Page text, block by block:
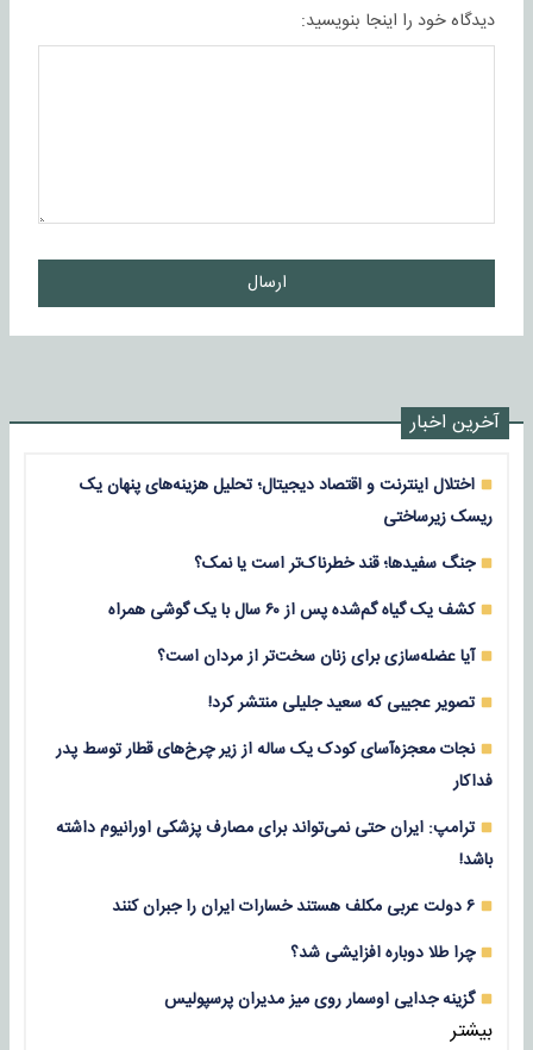
دیدگاه خود را اینجا بنویسید:
ارسال
آخرین اخبار
اختلال اینترنت و اقتصاد دیجیتال؛ تحلیل هزینه‌های پنهان یک
ریسک زیرساختی
جنگ سفیدها؛ قند خطرناک‌تر است یا نمک؟
کشف یک گیاه گم‌شده پس از ۶۰ سال با یک گوشی همراه
آیا عضله‌سازی برای زنان سخت‌تر از مردان است؟
تصویر عجیبی که سعید جلیلی منتشر کرد!
نجات معجزه‌آسای کودک یک ساله از زیر چرخ‌های قطار توسط پدر
فداکار
ترامپ: ایران حتی نمی‌تواند برای مصارف پزشکی اورانیوم داشته
باشد!
۶ دولت عربی مکلف هستند خسارات ایران را جبران کنند
چرا طلا دوباره افزایشی شد؟
گزینه جدایی اوسمار روی میز مدیران پرسپولیس
بیشتر